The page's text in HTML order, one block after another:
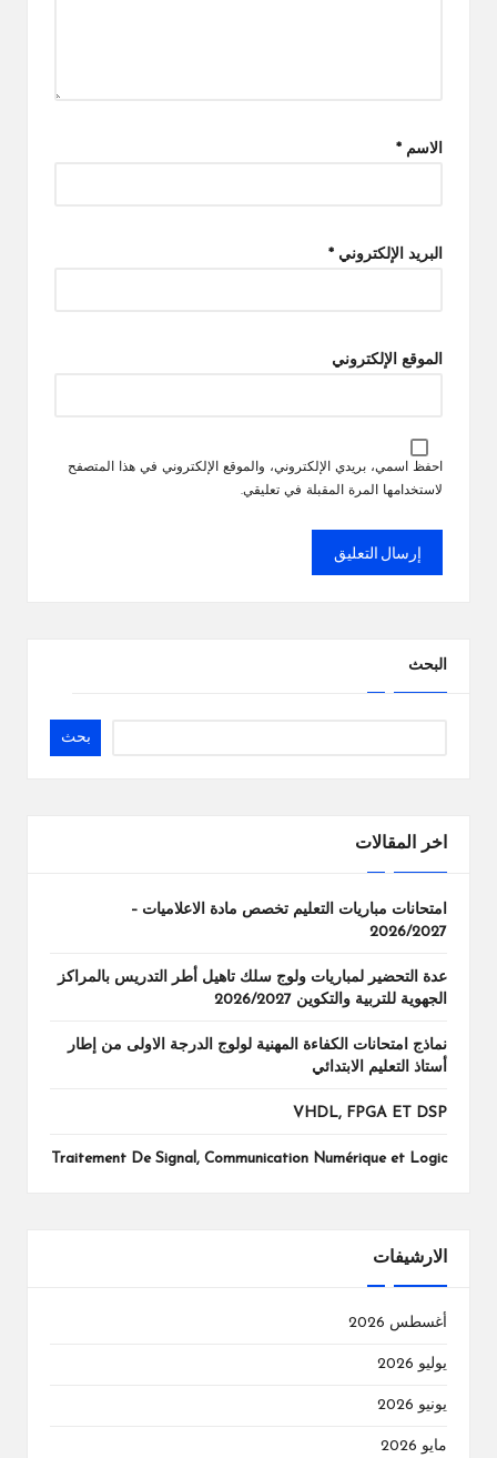
الاسم *
البريد الإلكتروني *
الموقع الإلكتروني
احفظ اسمي، بريدي الإلكتروني، والموقع الإلكتروني في هذا المتصفح
لاستخدامها المرة المقبلة في تعليقي.
البحث
بحث
اخر المقالات
امتحانات مباريات التعليم تخصص مادة الاعلاميات –
2026/2027
عدة التحضير لمباريات ولوج سلك تاهيل أطر التدريس بالمراكز
الجهوية للتربية والتكوين 2026/2027
نماذج امتحانات الكفاءة المهنية لولوج الدرجة الاولى من إطار
أستاذ التعليم الابتدائي
VHDL, FPGA ET DSP
Traitement De Signal, Communication Numérique et Logic
الارشيفات
أغسطس 2026
يوليو 2026
يونيو 2026
مايو 2026